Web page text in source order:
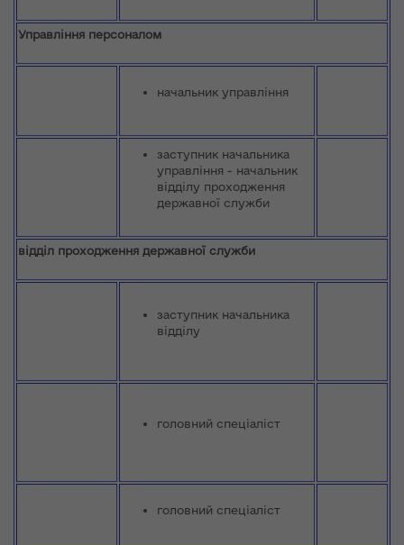
Управління персоналом
начальник управління
заступник начальника
управління - начальник
відділу проходження
державної служби
відділ проходження державної служби
заступник начальника
відділу
головний спеціаліст
головний спеціаліст